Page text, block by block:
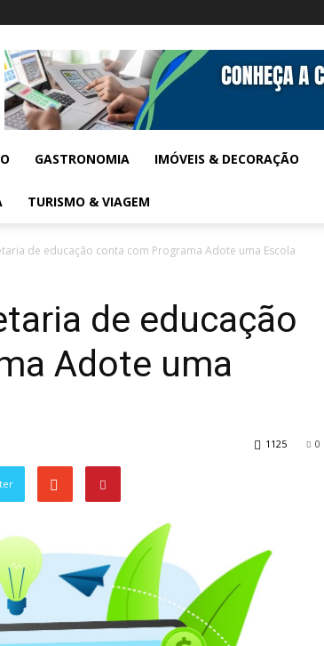
GASTRONOMIA IMÓVEIS & DECORAÇÃO
TURISMO & VIAGEM
de educação conta com Programa Adote uma Escola
de educação
Adote uma
0
1125